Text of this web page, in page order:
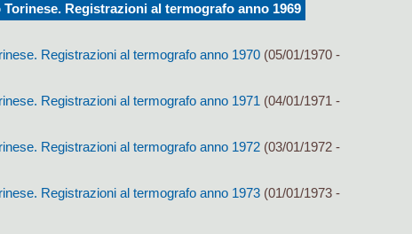
Registrazioni al termografo anno 1969
Registrazioni al termografo anno 1970(05/01/1970 -
Registrazioni al termografo anno 1971 (04/01/1971 -
Registrazioni al termografo anno 1972(03/01/1972 -
Registrazioni al termografo anno 1973(01/01/1973 -